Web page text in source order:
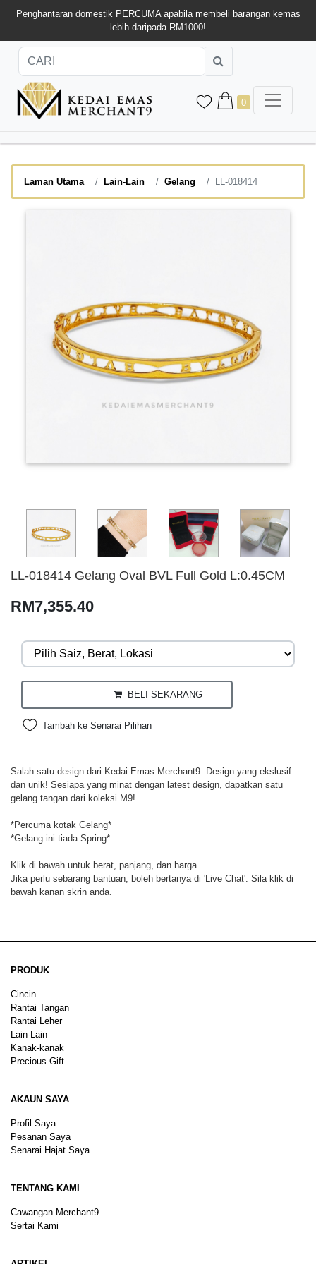
Penghantaran domestik PERCUMA apabila membeli barangan kemas
lebih daripada RM1000!
0
Laman Utama Lain-Lain Gelang LL-018414
LL-018414 Gelang Oval BVL Full Gold L:0.45CM
RM7,355.40
BELI SEKARANG
Tambah ke Senarai Pilihan
Salah satu design dari Kedai Emas Merchant9. Design yang ekslusif
dan unik! Sesiapa yang minat dengan latest design, dapatkan satu
gelang tangan dari koleksi M9!
*Percuma kotak Gelang*
*Gelang ini tiada Spring*
Klik di bawah untuk berat, panjang, dan harga.
Jika perlu sebarang bantuan, boleh bertanya di 'Live Chat'. Sila klik di
bawah kanan skrin anda.
PRODUK
Cincin
Rantai Tangan
Rantai Leher
Lain-Lain
Kanak-kanak
Precious Gift
AKAUN SAYA
Profil Saya
Pesanan Saya
Senarai Hajat Saya
TENTANG KAMI
Cawangan Merchant9
Sertai Kami